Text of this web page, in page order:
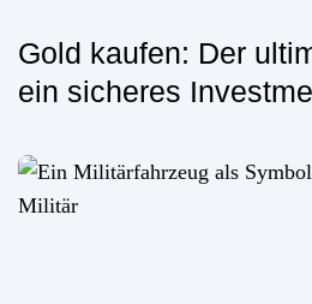
Gold kaufen: Der
ein sicheres